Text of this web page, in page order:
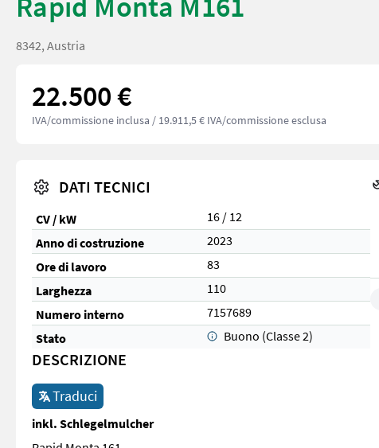
8342, Austria
22.500 €
IVA/commissione inclusa / 19.911,5 € IVA/commissione esclusa
DATI TECNICI
CV / kW
16 / 12
Anno di costruzione
2023
Ore di lavoro
83
Larghezza
110
Numero interno
7157689
Stato
Buono (Classe 2)
DESCRIZIONE
Traduci
inkl. Schlegelmulcher